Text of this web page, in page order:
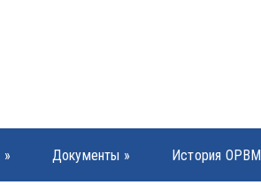
» Документы » История ОРВМ